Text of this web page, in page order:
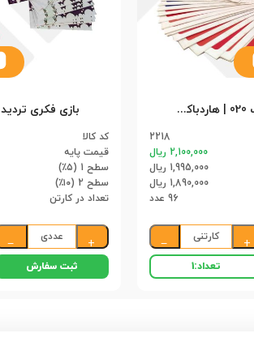
بازی فکری اوچو کوچک 020 | هاردباکس (96)
2218
2,100,000 ریال
1,995,000 ریال
1,890,000 ریال
96 عدد
+
کارتنی
−
تعداد:1
بازی فکری تردید 037 جعبه ای (32)
کد کالا
قیمت پایه
سطح 1 (۵٪)
سطح 2 (۱۰٪)
تعداد در کارتن
+
عددی
−
ثبت سفارش